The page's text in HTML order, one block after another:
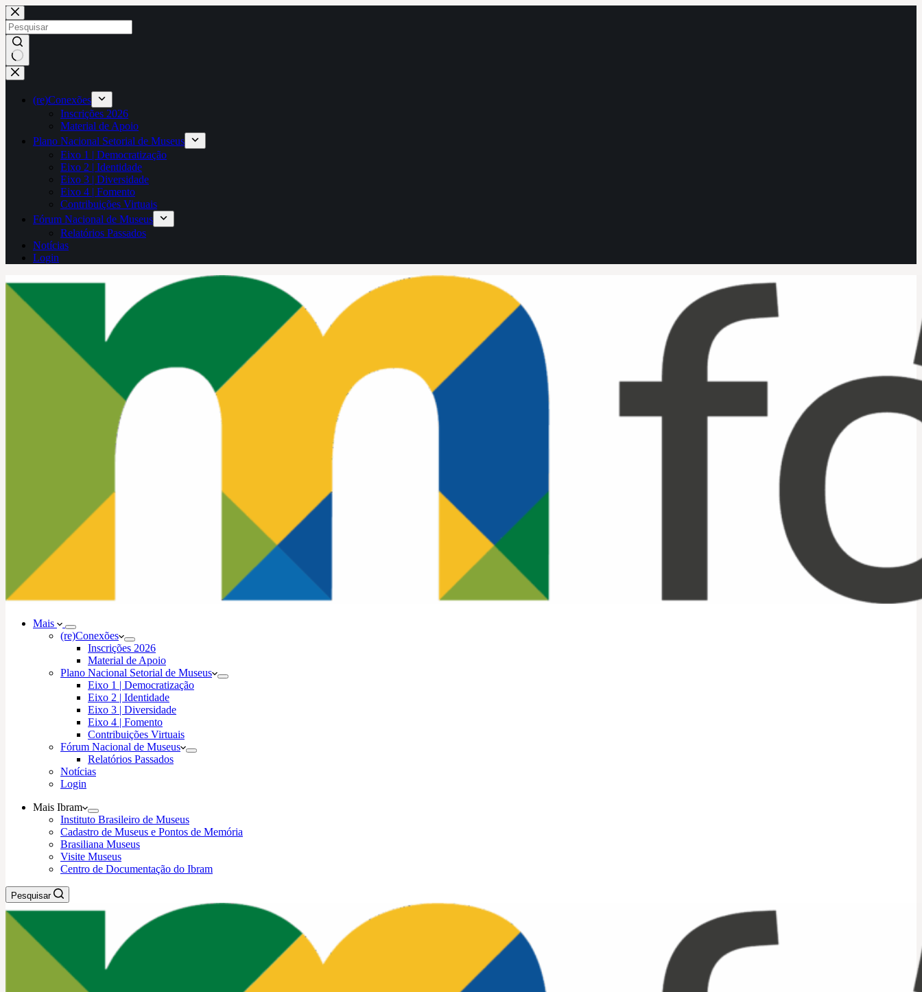
Pular
para
o
conteúdo
Sem
resultados
(re)Conexões
Inscrições 2026
Material de Apoio
Plano Nacional Setorial de Museus
Eixo 1 | Democratização
Eixo 2 | Identidade
Eixo 3 | Diversidade
Eixo 4 | Fomento
Contribuições Virtuais
Fórum Nacional de Museus
Relatórios Passados
Notícias
Login
Mais
(re)Conexões
Inscrições 2026
Material de Apoio
Plano Nacional Setorial de Museus
Eixo 1 | Democratização
Eixo 2 | Identidade
Eixo 3 | Diversidade
Eixo 4 | Fomento
Contribuições Virtuais
Fórum Nacional de Museus
Relatórios Passados
Notícias
Login
Mais Ibram
Instituto Brasileiro de Museus
Cadastro de Museus e Pontos de Memória
Brasiliana Museus
Visite Museus
Centro de Documentação do Ibram
Pesquisar